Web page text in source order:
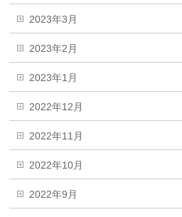
2023年3月
2023年2月
2023年1月
2022年12月
2022年11月
2022年10月
2022年9月